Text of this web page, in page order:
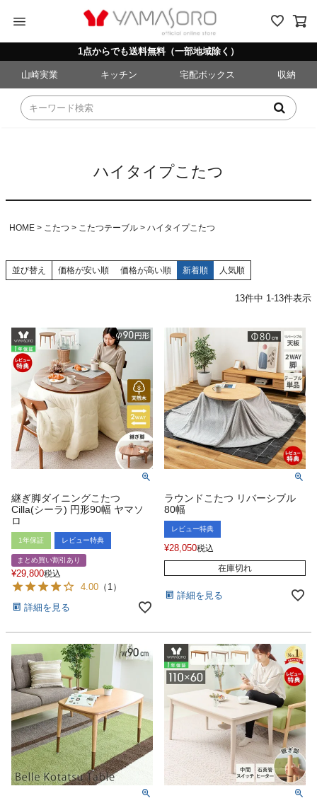
menu
1点からでも送料無料（一部地域除く）
山崎実業 キッチン 宅配ボックス 収納
ハイタイプこたつ
HOME こたつ こたつテーブル ハイタイプこたつ
並び替え 価格が安い順 価格が高い順 新着順 人気順
13件中 1-13件表示
継ぎ脚ダイニングこたつ
Cilla(シーラ) 円形90幅 ヤマソ
ロ
1年保証 レビュー特典
まとめ買い割引あり
¥29,800税込
4.00 （ 1）
詳細を見る
ラウンドこたつ リバーシブル
80幅
レビュー特典
¥28,050税込
在庫切れ
詳細を見る